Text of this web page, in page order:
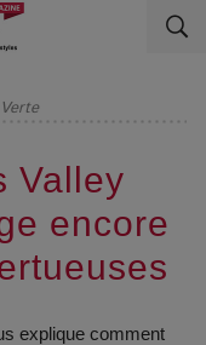
Valley
encore
explique comment